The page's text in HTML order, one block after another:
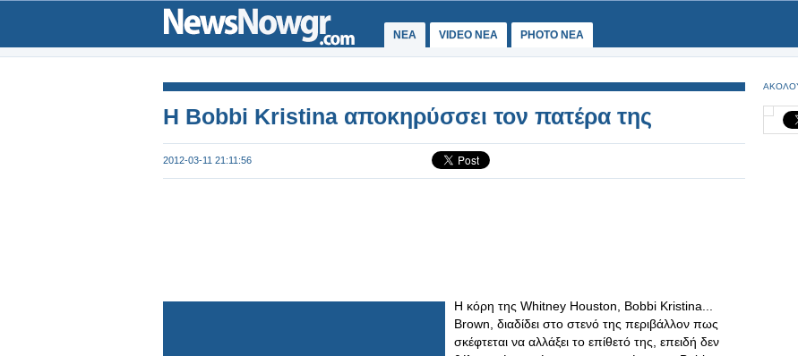
ΝΕΑ VIDEO NEA PHOTO NEA
Η Bobbi Kristina αποκηρύσσει τον πατέρα της
2012-03-11 21:11:56
Η κόρη της Whitney Houston, Bobbi Kristina...
Brown, διαδίδει στο στενό της περιβάλλον πως
σκέφτεται να αλλάξει το επίθετό της, επειδή δεν